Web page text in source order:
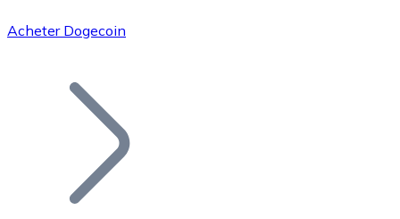
Bitcoin
Acheter Dogecoin